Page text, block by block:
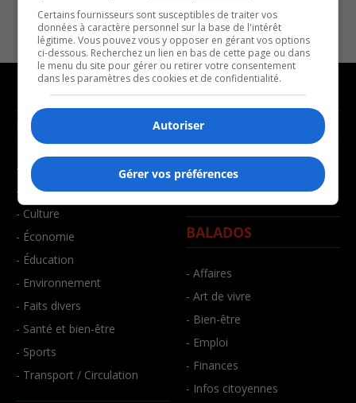
NOUVELLES
- Affaires municipales
- Communauté / Social
- Culture
- Économie
- Éducation
- Environnement
- Faits divers
- Santé et bien-être
- Sports
- Transport / Circulation
MUSIQUE
- Décompte franco
- Joué récemment
BALADOS
- Affaires
- Art de vivre
- Bien-être
- Emploi
- Finances
- Infos citoyennes
Certains fournisseurs sont susceptibles de traiter vos
données à caractère personnel sur la base de l'intérêt
légitime. Vous pouvez vous y opposer en gérant vos options
ci-dessous. Recherchez un lien en bas de cette page ou dans
le menu du site pour gérer ou retirer votre consentement
dans les paramètres des cookies et de confidentialité.
Autoriser
Gérer vos préférences